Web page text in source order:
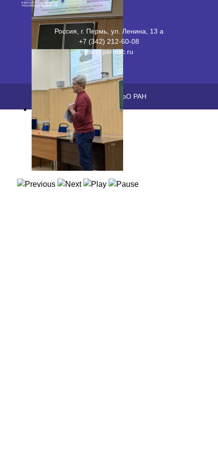
Россия, г. Пермь, ул. Ленина, 13 а
+7 (342) 212-60-08
psc@permsc.ru
2026 © ПФИЦ УрО РАН